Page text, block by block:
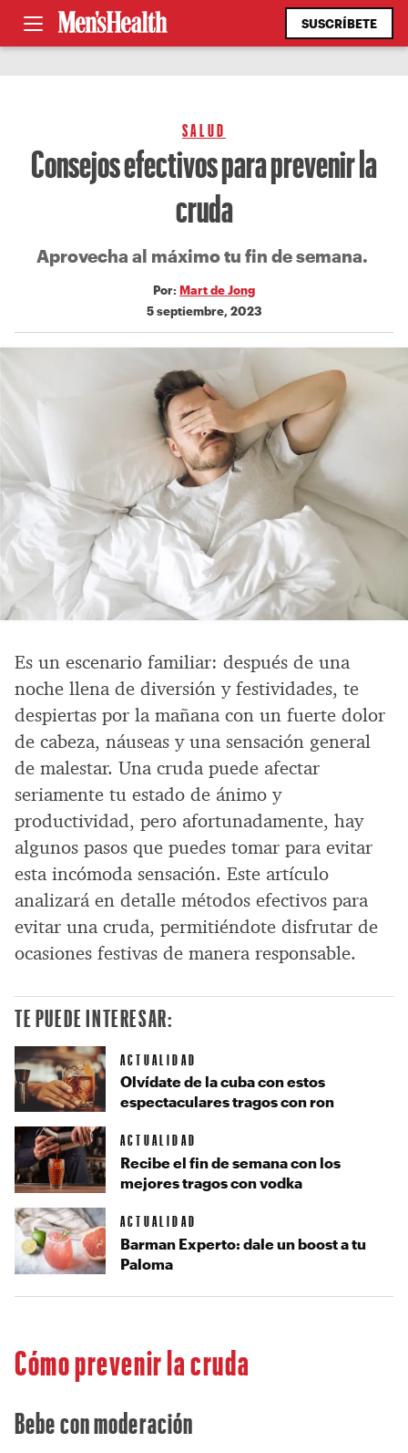
SUSCRÍBETE
SALUD
Consejos efectivos para prevenir la
cruda
Aprovecha al máximo tu fin de semana.
Por: Mart de Jong
5 septiembre, 2023
Es un escenario familiar: después de una
noche llena de diversión y festividades, te
despiertas por la mañana con un fuerte dolor
de cabeza, náuseas y una sensación general
de malestar. Una cruda puede afectar
seriamente tu estado de ánimo y
productividad, pero afortunadamente, hay
algunos pasos que puedes tomar para evitar
esta incómoda sensación. Este artículo
analizará en detalle métodos efectivos para
evitar una cruda, permitiéndote disfrutar de
ocasiones festivas de manera responsable.
Cómo prevenir la cruda
Bebe con moderación
TE PUEDE INTERESAR:
ACTUALIDAD
Olvídate de la cuba con estos
espectaculares tragos con ron
ACTUALIDAD
Recibe el fin de semana con los
mejores tragos con vodka
ACTUALIDAD
Barman Experto: dale un boost a tu
Paloma